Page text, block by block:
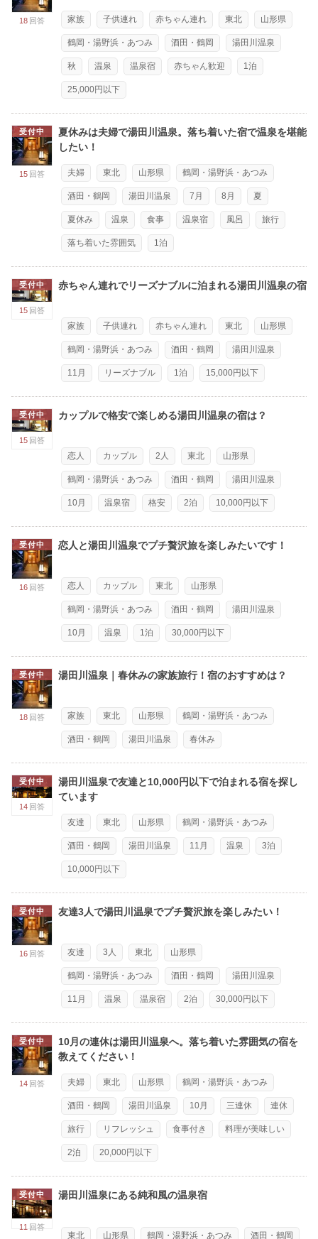
18 回答 家族 子供連れ 赤ちゃん連れ 東北 山形県
鶴岡・湯野浜・あつみ 酒田・鶴岡 湯田川温泉
秋 温泉 温泉宿 赤ちゃん歓迎 1泊
25,000円以下
受付中
15 回答
夏休みは夫婦で湯田川温泉。落ち着いた宿で温泉を堪能
したい！
夫婦 東北 山形県 鶴岡・湯野浜・あつみ
酒田・鶴岡 湯田川温泉 7月 8月 夏
夏休み 温泉 食事 温泉宿 風呂 旅行
落ち着いた雰囲気 1泊
受付中
15 回答
赤ちゃん連れでリーズナブルに泊まれる湯田川温泉の宿
家族 子供連れ 赤ちゃん連れ 東北 山形県
鶴岡・湯野浜・あつみ 酒田・鶴岡 湯田川温泉
11月 リーズナブル 1泊 15,000円以下
受付中
15 回答
カップルで格安で楽しめる湯田川温泉の宿は？
恋人 カップル 2人 東北 山形県
鶴岡・湯野浜・あつみ 酒田・鶴岡 湯田川温泉
10月 温泉宿 格安 2泊 10,000円以下
受付中
16 回答
恋人と湯田川温泉でプチ贅沢旅を楽しみたいです！
恋人 カップル 東北 山形県
鶴岡・湯野浜・あつみ 酒田・鶴岡 湯田川温泉
10月 温泉 1泊 30,000円以下
受付中
18 回答
湯田川温泉｜春休みの家族旅行！宿のおすすめは？
家族 東北 山形県 鶴岡・湯野浜・あつみ
酒田・鶴岡 湯田川温泉 春休み
受付中
14 回答
湯田川温泉で友達と10,000円以下で泊まれる宿を探し
ています
友達 東北 山形県 鶴岡・湯野浜・あつみ
酒田・鶴岡 湯田川温泉 11月 温泉 3泊
10,000円以下
受付中
16 回答
友達3人で湯田川温泉でプチ贅沢旅を楽しみたい！
友達 3人 東北 山形県
鶴岡・湯野浜・あつみ 酒田・鶴岡 湯田川温泉
11月 温泉 温泉宿 2泊 30,000円以下
受付中
14 回答
10月の連休は湯田川温泉へ。落ち着いた雰囲気の宿を
教えてください！
夫婦 東北 山形県 鶴岡・湯野浜・あつみ
酒田・鶴岡 湯田川温泉 10月 三連休 連休
旅行 リフレッシュ 食事付き 料理が美味しい
2泊 20,000円以下
受付中
11 回答
湯田川温泉にある純和風の温泉宿
東北 山形県 鶴岡・湯野浜・あつみ 酒田・鶴岡